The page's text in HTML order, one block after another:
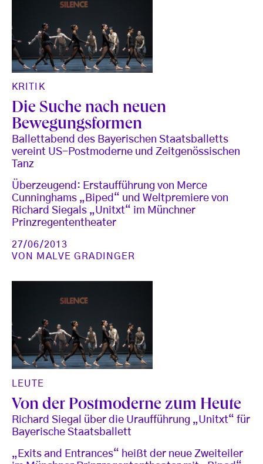
KRITIK
Die Suche nach neuen
Bewegungsformen
Ballettabend des Bayerischen Staatsballetts
vereint US-Postmoderne und Zeitgenössischen
Tanz
Überzeugend: Erstaufführung von Merce
Cunninghams „Biped“ und Weltpremiere von
Richard Siegals „Unitxt“ im Münchner
Prinzregententheater
27/06/2013
VON MALVE GRADINGER
LEUTE
Von der Postmoderne zum Heute
Richard Siegal über die Uraufführung „Unitxt“ für
Bayerische Staatsballett
„Exits and Entrances“ heißt der neue Zweiteiler